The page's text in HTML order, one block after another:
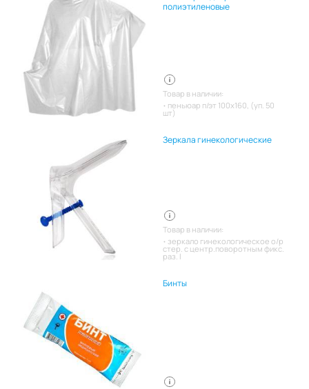
полиэтиленовые
Товар в наличии:
пеньюар п/эт 100х160, (уп. 50
шт)
Зеркала гинекологические
Товар в наличии:
зеркало гинекологическое о/р
стер. с центр.поворотным фикс.
раз. l
Бинты